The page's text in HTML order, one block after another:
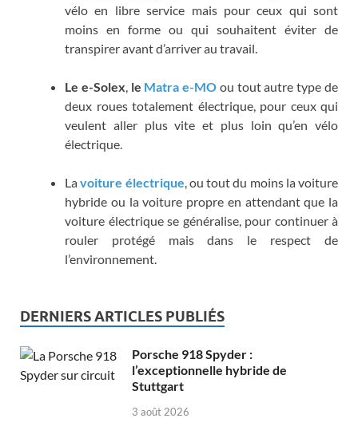
vélo en libre service mais pour ceux qui sont
moins en forme ou qui souhaitent éviter de
transpirer avant d’arriver au travail.
Le e-Solex, le Matra e-MO ou tout autre type de
deux roues totalement électrique, pour ceux qui
veulent aller plus vite et plus loin qu’en vélo
électrique.
Lavoiture électrique, ou tout du moins la voiture
hybride ou la voiture propre en attendant que la
voiture électrique se généralise, pour continuer à
rouler protégé mais dans le respect de
l’environnement.
DERNIERS ARTICLES PUBLIÉS
Porsche 918 Spyder :
l’exceptionnelle hybride de
Stuttgart
3 août 2026